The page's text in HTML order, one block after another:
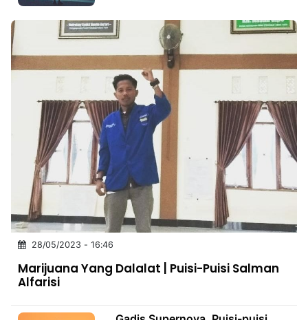
28/05/2023 - 16:46
Marijuana Yang Dalalat | Puisi-Puisi Salman
Alfarisi